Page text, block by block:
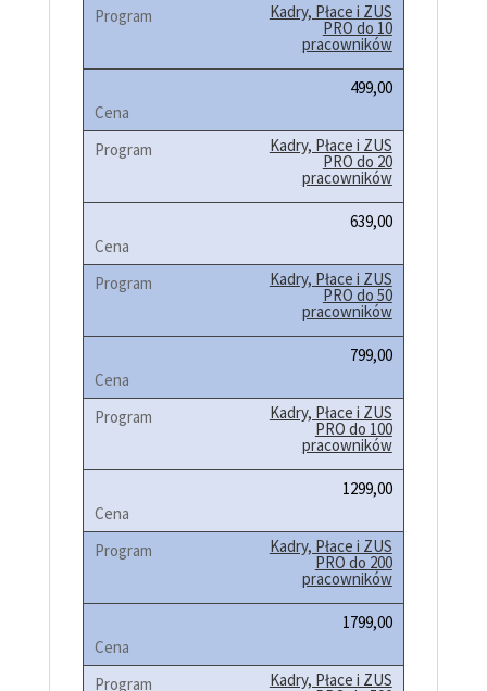
Kadry, Płace i ZUS
PRO do 10
pracowników
499,00
Kadry, Płace i ZUS
PRO do 20
pracowników
639,00
Kadry, Płace i ZUS
PRO do 50
pracowników
799,00
Kadry, Płace i ZUS
PRO do 100
pracowników
1299,00
Kadry, Płace i ZUS
PRO do 200
pracowników
1799,00
Kadry, Płace i ZUS